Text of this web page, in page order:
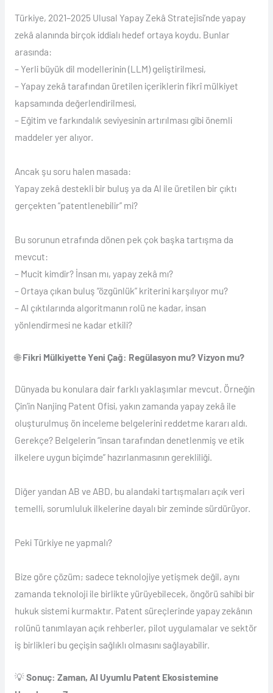
Türkiye, 2021–2025 Ulusal Yapay Zekâ Stratejisi’nde yapay
zekâ alanında birçok iddialı hedef ortaya koydu. Bunlar
arasında:
– Yerli büyük dil modellerinin (LLM) geliştirilmesi,
– Yapay zekâ tarafından üretilen içeriklerin fikrî mülkiyet
kapsamında değerlendirilmesi,
– Eğitim ve farkındalık seviyesinin artırılması gibi önemli
maddeler yer alıyor.
Ancak şu soru halen masada:
Yapay zekâ destekli bir buluş ya da AI ile üretilen bir çıktı
gerçekten “patentlenebilir” mi?
Bu sorunun etrafında dönen pek çok başka tartışma da
mevcut:
– Mucit kimdir? İnsan mı, yapay zekâ mı?
– Ortaya çıkan buluş “özgünlük” kriterini karşılıyor mu?
– AI çıktılarında algoritmanın rolü ne kadar, insan
yönlendirmesi ne kadar etkili?
🌐Fikri Mülkiyette Yeni Çağ: Regülasyon mu? Vizyon mu?
Dünyada bu konulara dair farklı yaklaşımlar mevcut. Örneğin
Çin’in Nanjing Patent Ofisi, yakın zamanda yapay zekâ ile
oluşturulmuş ön inceleme belgelerini reddetme kararı aldı.
Gerekçe? Belgelerin “insan tarafından denetlenmiş ve etik
ilkelere uygun biçimde” hazırlanmasının gerekliliği.
Diğer yandan AB ve ABD, bu alandaki tartışmaları açık veri
temelli, sorumluluk ilkelerine dayalı bir zeminde sürdürüyor.
Peki Türkiye ne yapmalı?
Bize göre çözüm; sadece teknolojiye yetişmek değil, aynı
zamanda teknoloji ile birlikte yürüyebilecek, öngörü sahibi bir
hukuk sistemi kurmaktır. Patent süreçlerinde yapay zekânın
rolünü tanımlayan açık rehberler, pilot uygulamalar ve sektör
iş birlikleri bu geçişin sağlıklı olmasını sağlayabilir.
💡Sonuç: Zaman, AI Uyumlu Patent Ekosistemine